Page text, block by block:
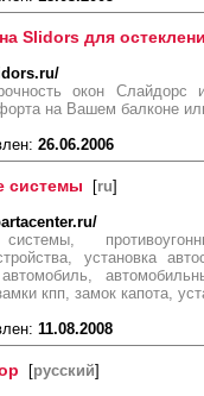
Slidors для
окон Слайдорс
на Вашем балконе
26.06.2006
системы [ru]
системы,
установка
кпп, замок капота,
11.08.2008
[русский]